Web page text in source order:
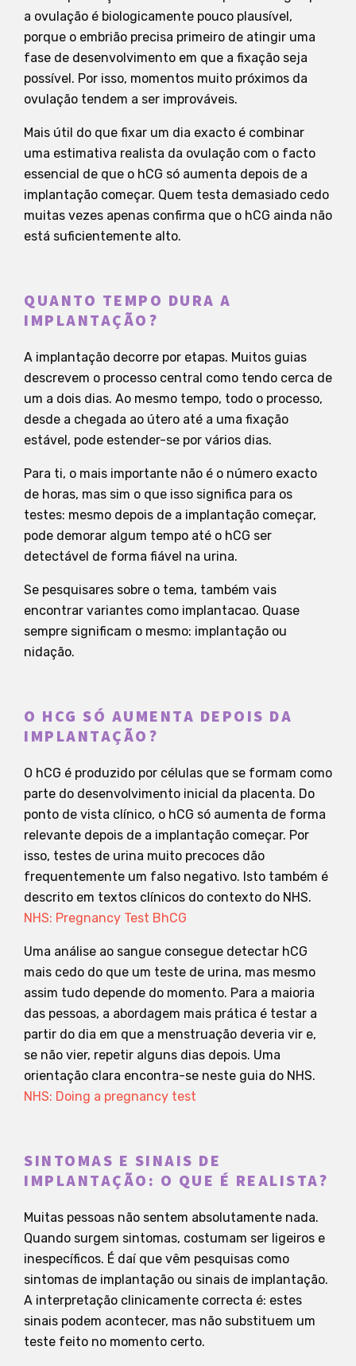
a ovulação é biologicamente pouco plausível,
porque o embrião precisa primeiro de atingir uma
fase de desenvolvimento em que a fixação seja
possível. Por isso, momentos muito próximos da
ovulação tendem a ser improváveis.
Mais útil do que fixar um dia exacto é combinar
uma estimativa realista da ovulação com o facto
essencial de que o hCG só aumenta depois de a
implantação começar. Quem testa demasiado cedo
muitas vezes apenas confirma que o hCG ainda não
está suficientemente alto.
QUANTO TEMPO DURA A
IMPLANTAÇÃO?
A implantação decorre por etapas. Muitos guias
descrevem o processo central como tendo cerca de
um a dois dias. Ao mesmo tempo, todo o processo,
desde a chegada ao útero até a uma fixação
estável, pode estender-se por vários dias.
Para ti, o mais importante não é o número exacto
de horas, mas sim o que isso significa para os
testes: mesmo depois de a implantação começar,
pode demorar algum tempo até o hCG ser
detectável de forma fiável na urina.
Se pesquisares sobre o tema, também vais
encontrar variantes como implantacao. Quase
sempre significam o mesmo: implantação ou
nidação.
O HCG SÓ AUMENTA DEPOIS DA
IMPLANTAÇÃO?
O hCG é produzido por células que se formam como
parte do desenvolvimento inicial da placenta. Do
ponto de vista clínico, o hCG só aumenta de forma
relevante depois de a implantação começar. Por
isso, testes de urina muito precoces dão
frequentemente um falso negativo. Isto também é
descrito em textos clínicos do contexto do NHS.
NHS: Pregnancy Test BhCG
Uma análise ao sangue consegue detectar hCG
mais cedo do que um teste de urina, mas mesmo
assim tudo depende do momento. Para a maioria
das pessoas, a abordagem mais prática é testar a
partir do dia em que a menstruação deveria vir e,
se não vier, repetir alguns dias depois. Uma
orientação clara encontra-se neste guia do NHS.
NHS: Doing a pregnancy test
SINTOMAS E SINAIS DE
IMPLANTAÇÃO: O QUE É REALISTA?
Muitas pessoas não sentem absolutamente nada.
Quando surgem sintomas, costumam ser ligeiros e
inespecíficos. É daí que vêm pesquisas como
sintomas de implantação ou sinais de implantação.
A interpretação clinicamente correcta é: estes
sinais podem acontecer, mas não substituem um
teste feito no momento certo.